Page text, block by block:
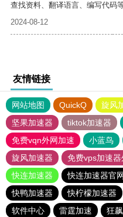
查找资料、翻译语言、编写代码等
2024-08-12
友情链接
网站地图 QuickQ 旋风
坚果加速器
tiktok加速器
免费vqn外网加速
小蓝鸟
旋风加速器
免费vps加速
快连加速器
快连加速器官
快鸭加速器
快柠檬加速器
软件中心
雷霆加速 狂